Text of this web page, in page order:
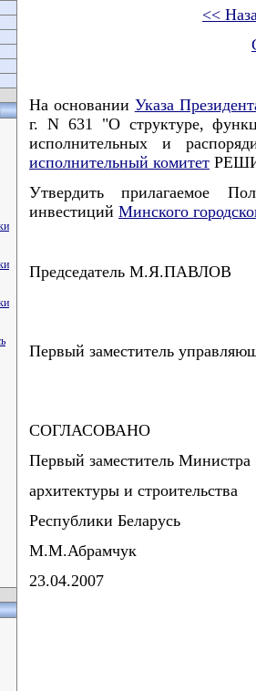
<<
На основании Указа
г. N 631 "О структуре,
исполнительных и
исполнительный комитет
Утвердить прилагаемое
инвестиций Минского
Председатель М.Я.ПАВЛОВ
Первый заместитель
СОГЛАСОВАНО
Первый заместитель Министра
архитектуры и строительства
Республики Беларусь
М.М.Абрамчук
23.04.2007